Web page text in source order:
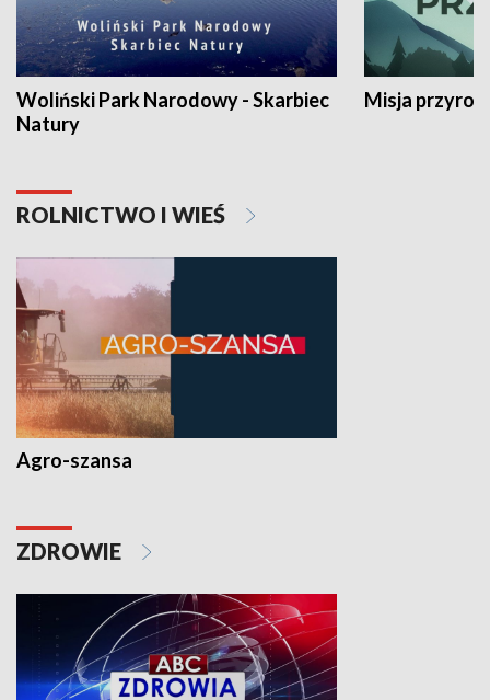
Woliński Park Narodowy - Skarbiec
Natury
Misja
ROLNICTWO I WIEŚ
Agro-szansa
ZDROWIE